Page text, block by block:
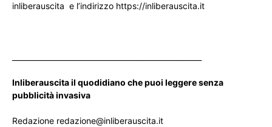
inliberauscita e l’indirizzo https://inliberauscita.it
Inliberauscita il quodidiano che puoi leggere senza
pubblicità invasiva
Redazione redazione@inliberauscita.it